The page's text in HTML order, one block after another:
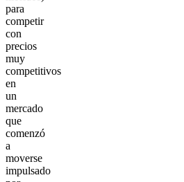
para
competir
con
precios
muy
competitivos
en
un
mercado
que
comenzó
a
moverse
impulsado